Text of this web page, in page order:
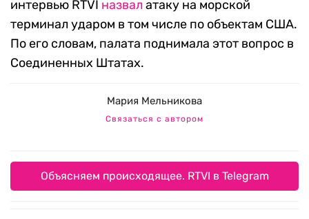
интервью RTVI назвал атаку на морской
терминал ударом в том числе по объектам США.
По его словам, палата поднимала этот вопрос в
Соединенных Штатах.
Мария Мельникова
Связаться с автором
Объясняем происходящее. RTVI в Telegram